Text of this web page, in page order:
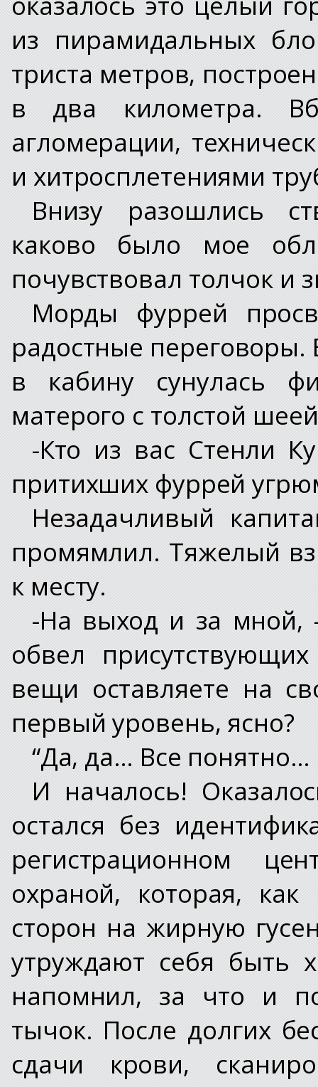
из пирамидальных
триста метров,
в два километра.
агломерации,
и хитросплетениями
Внизу разошлись
каково было мое
почувствовал толчок и
Морды фуррей
радостные переговоры.
в кабину сунулась
матерого с толстой
-Кто из вас Стенли
притихших фуррей
Незадачливый
промямлил. Тяжелый
к месту.
-На выход и за мной,
обвел
вещи оставляете на
первый уровень, ясно?
“Да, да… Все
И началось!
остался без
регистрационном
охраной, которая,
сторон на жирную
утруждают себя быть
напомнил, за что и
тычок. После долгих
сдачи крови,